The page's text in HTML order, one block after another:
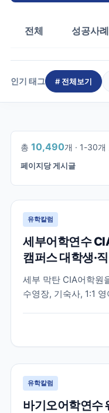
전체 성공사례
인기 태그 # 전체보기
총 10,490개 · 1-30개
페이지당 게시글
1/350
유학칼럼
세부어학연수
캠퍼스 대학생·
세부 막탄 CIA어학원
수영장, 기숙사, 1:1
크에듀에서 과정과
유학칼럼
바기오어학연수